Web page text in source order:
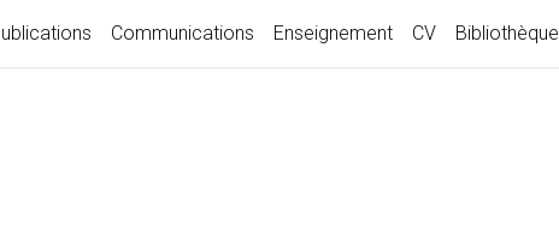
Communications Enseignement CV Bibliothèque